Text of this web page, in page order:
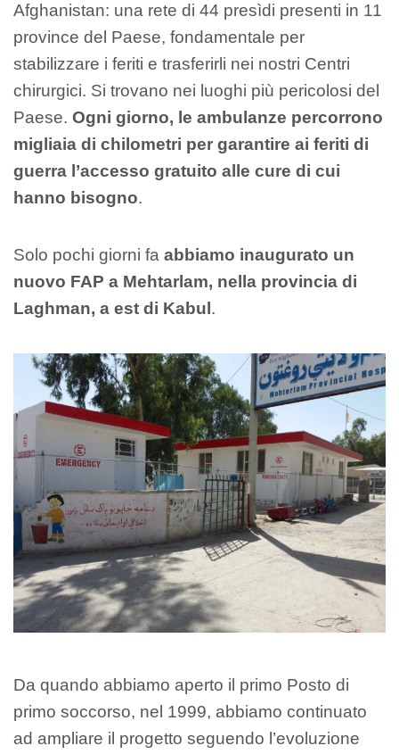
Afghanistan: una rete di 44 presìdi presenti in 11
province del Paese, fondamentale per
stabilizzare i feriti e trasferirli nei nostri Centri
chirurgici. Si trovano nei luoghi più pericolosi del
Paese. Ogni giorno, le ambulanze percorrono
migliaia di chilometri per garantire ai feriti di
guerra l’accesso gratuito alle cure di cui
hanno bisogno.
Solo pochi giorni fa abbiamo inaugurato un
nuovo FAP a Mehtarlam, nella provincia di
Laghman, a est di Kabul .
Da quando abbiamo aperto il primo Posto di
primo soccorso, nel 1999, abbiamo continuato
ad ampliare il progetto seguendo l’evoluzione